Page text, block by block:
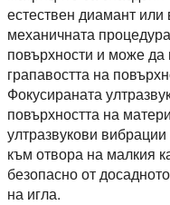
естествен диамант
механичната
повърхности и може
грапавостта на
Фокусираната
повърхността на
ултразвукови
към отвора на малкия
безопасно от
на игла.